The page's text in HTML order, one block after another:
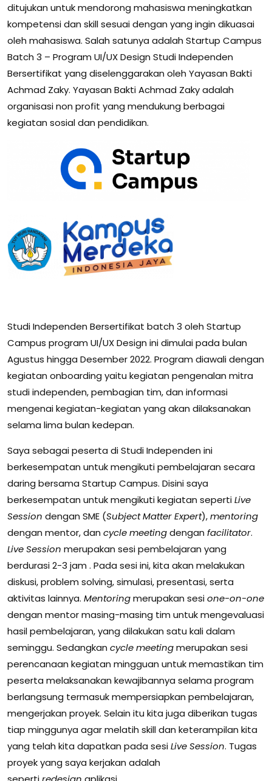
ditujukan untuk mendorong mahasiswa meningkatkan
kompetensi dan skill sesuai dengan yang ingin dikuasai
oleh mahasiswa. Salah satunya adalah Startup Campus
Batch 3 – Program UI/UX Design Studi Independen
Bersertifikat yang diselenggarakan oleh Yayasan Bakti
Achmad Zaky. Yayasan Bakti Achmad Zaky adalah
organisasi non profit yang mendukung berbagai
kegiatan sosial dan pendidikan.
Studi Independen Bersertifikat batch 3 oleh Startup
Campus program UI/UX Design ini dimulai pada bulan
Agustus hingga Desember 2022. Program diawali dengan
kegiatan onboarding yaitu kegiatan pengenalan mitra
studi independen, pembagian tim, dan informasi
mengenai kegiatan-kegiatan yang akan dilaksanakan
selama lima bulan kedepan.
Saya sebagai peserta di Studi Independen ini
berkesempatan untuk mengikuti pembelajaran secara
daring bersama Startup Campus. Disini saya
berkesempatan untuk mengikuti kegiatan sepertiLive
Session dengan SME (Subject Matter Expert),mentoring
dengan mentor, dan cycle meetingdengan facilitator.
Live Session merupakan sesi pembelajaran yang
berdurasi 2-3 jam . Pada sesi ini, kita akan melakukan
diskusi, problem solving, simulasi, presentasi, serta
aktivitas lainnya. Mentoringmerupakan sesione-on-one
dengan mentor masing-masing tim untuk mengevaluasi
hasil pembelajaran, yang dilakukan satu kali dalam
seminggu. Sedangkan cycle meetingmerupakan sesi
perencanaan kegiatan mingguan untuk memastikan tim
peserta melaksanakan kewajibannya selama program
berlangsung termasuk mempersiapkan pembelajaran,
mengerjakan proyek. Selain itu kita juga diberikan tugas
tiap minggunya agar melatih skill dan keterampilan kita
yang telah kita dapatkan pada sesiLive Session. Tugas
proyek yang saya kerjakan adalah